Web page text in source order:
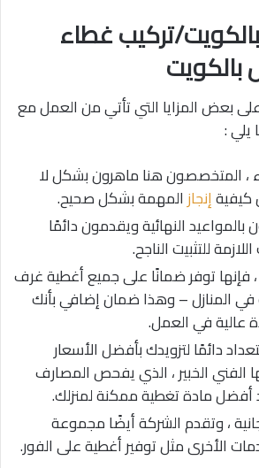
تركيب غطاء
بالكويت
بعض المزايا التي تأتي من العمل مع
:
المتخصصون هنا ماهرون بشكل لا
إنجازالمهمة بشكل صحيح.
بالمواعيد النهائية ويقدمون دائمًا
للتثبيت الناجح.
فإنها توفر ضمانًا على جميع أغطية غرف
في المنازل – وهذا ضمان إضافي بأنك
في العمل.
دائمًا لتزويدك بأفضل الأسعار
الفني الخبير ، الذي يفحص المصارف
أفضل مادة تغطية ممكنة لمنزلك.
، وتقدم الشركة أيضًا مجموعة
الأخرى مثل توفير أغطية على الفور.